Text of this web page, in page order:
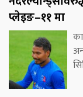
प्लेइङ–११ मा